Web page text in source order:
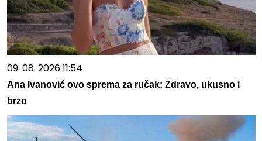
09. 08. 2026 11:54
Ana Ivanović ovo sprema za ručak: Zdravo, ukusno i
brzo